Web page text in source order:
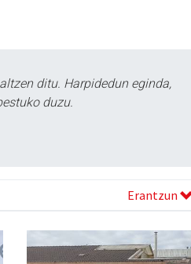
ditu. Harpidedun eginda,
duzu.
Erantzun